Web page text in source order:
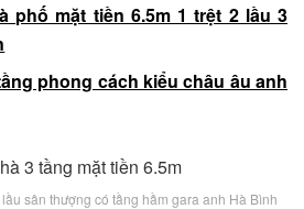
phố mặt tiền 6.5m 1 trệt 2 lầu 3
phong cách kiểu châu âu anh
sân thượng có tầng hầm gara anh Hà Bình